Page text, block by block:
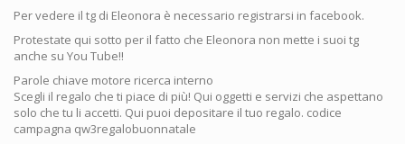
Per vedere il tg di Eleonora è necessario registrarsi in facebook.
Protestate qui sotto per il fatto che Eleonora non mette i suoi tg
anche su You Tube!!
Parole chiave motore ricerca interno
Scegli il regalo che ti piace di più! Qui oggetti e servizi che aspettano
solo che tu li accetti. Qui puoi depositare il tuo regalo. codice
campagna qw3regalobuonnatale